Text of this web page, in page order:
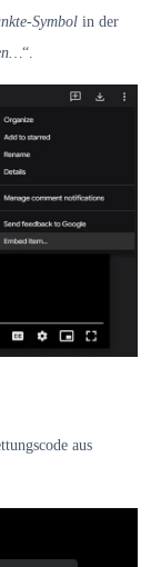
Symbol in der
“.
aus